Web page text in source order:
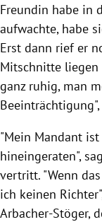
Freundin habe in
aufwachte, habe
Erst dann rief er
Mitschnitte liegen
ganz ruhig, man
"Mein Mandant
hineingeraten",
vertritt. "Wenn
ich keinen
Arbacher-Stöger,